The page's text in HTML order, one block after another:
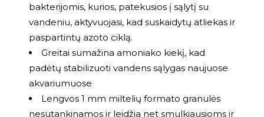
bakterijomis, kurios, patekusios į sąlytį su
vandeniu, aktyvuojasi, kad suskaidytų atliekas ir
paspartintų azoto ciklą.
Greitai sumažina amoniako kiekį, kad
padėtų stabilizuoti vandens sąlygas naujuose
akvariumuose
Lengvos 1 mm miltelių formato granulės
nesutankinamos ir leidžia net smulkiausioms ir